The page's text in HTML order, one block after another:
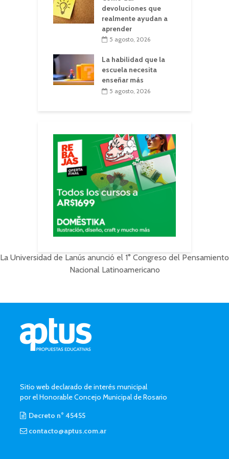
devoluciones que
realmente ayudan a
aprender
5 agosto, 2026
La habilidad que la
escuela necesita
enseñar más
5 agosto, 2026
La Universidad de Lanús anunció el 1° Congreso del Pensamiento
Nacional Latinoamericano
Sitio web declarado de interés municipal
por el Honorable Concejo Municipal de Rosario
Decreto n° 45455
contacto@aptus.com.ar